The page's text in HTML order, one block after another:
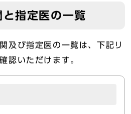
指定医の一覧
及び指定医の一覧は、下記リ
認いただけます。